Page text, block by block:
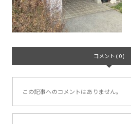
コメント ( 0 )
この記事へのコメントはありません。